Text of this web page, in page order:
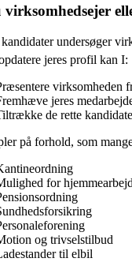
undersøger
jeres profil kan I:
virksomheden
jeres
de rette
på forhold, som
for
og trivselstilbud
til elbil